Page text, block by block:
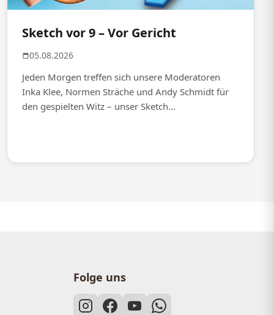
Sketch vor 9 – Vor Gericht
05.08.2026
Jeden Morgen treffen sich unsere Moderatoren
Inka Klee, Normen Sträche und Andy Schmidt für
den gespielten Witz – unser Sketch...
Folge uns